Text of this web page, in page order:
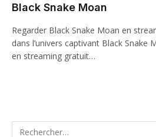
Black Snake Moan
Regarder Black Snake Moan en
dans l’univers captivant Black Snake
en streaming gratuit…